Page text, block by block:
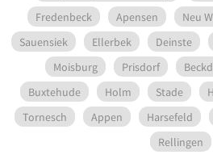
Fredenbeck
Apensen Neu
Sauensiek
Ellerbek Deinste
Moisburg
Prisdorf
Buxtehude
Holm Stade
Tornesch
Appen Harsefeld
Rellingen